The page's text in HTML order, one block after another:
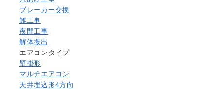
ブレーカー交換
難工事
夜間工事
解体搬出
エアコンタイプ
壁掛形
マルチエアコン
天井埋込形4方向